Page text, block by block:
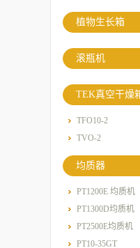
植物生长箱
滚瓶机
TEK真空干燥
TFO10-2
TVO-2
均质器
PT1200E 均质机
PT1300D均质机
PT2500E均质机
PT10-35GT